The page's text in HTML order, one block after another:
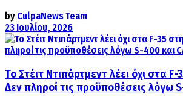
by CulpaNews Team
23 Ιουλίου, 2026
Το Στέιτ Ντιπάρτμεντ λέει όχι στα
Δεν πληροί τις προϋποθέσεις λόγω